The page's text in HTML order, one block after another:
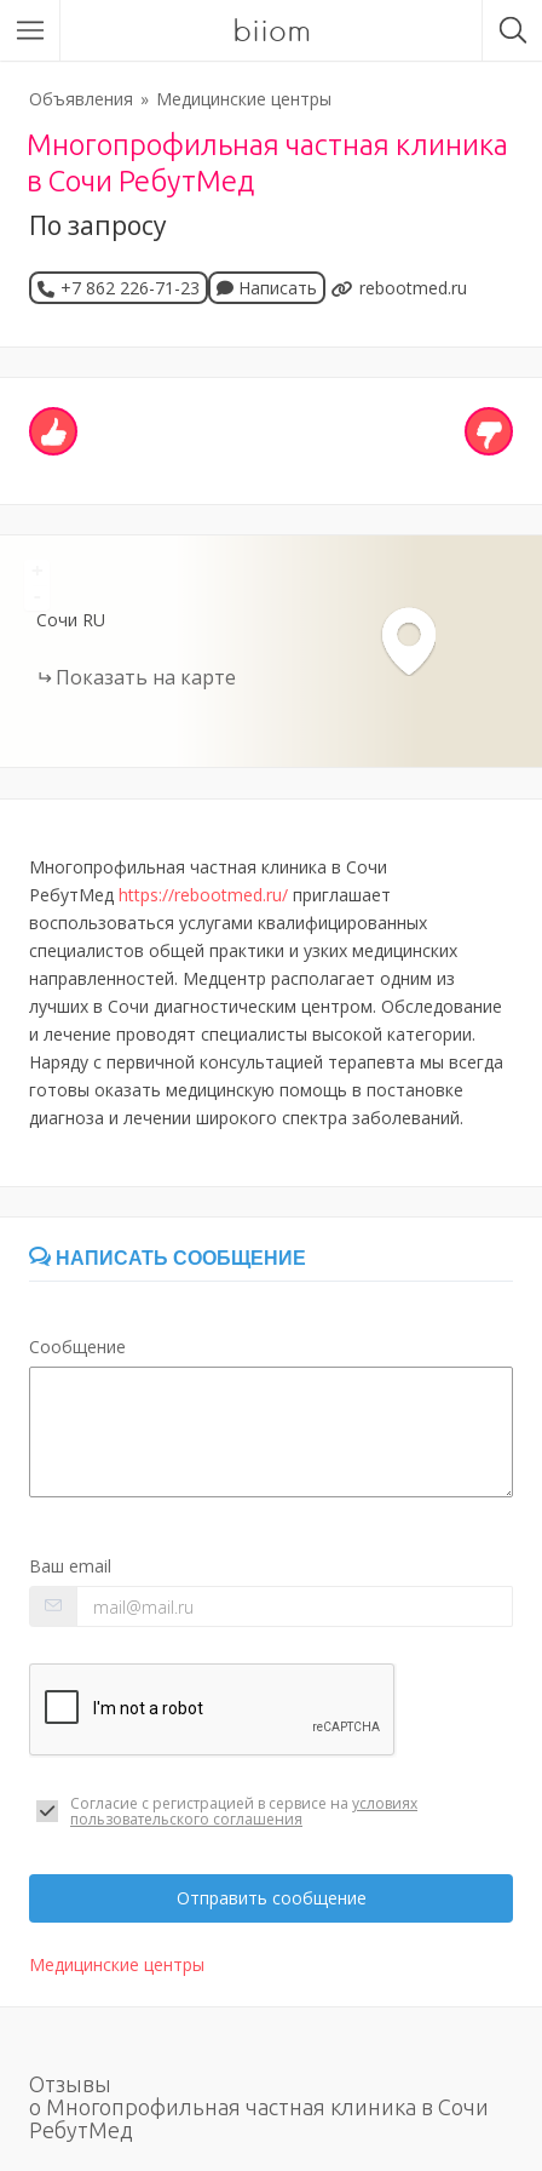
biiom
Объявления Медицинские центры
Многопрофильная частная клиника
в Сочи РебутМед
По запросу
+7 862 226-71-23 Написать rebootmed.ru
Сочи RU
Показать на карте
Многопрофильная частная клиника в Сочи
РебутМед https://rebootmed.ru/ приглашает
воспользоваться услугами квалифицированных
специалистов общей практики и узких медицинских
направленностей. Медцентр располагает одним из
лучших в Сочи диагностическим центром. Обследование
и лечение проводят специалисты высокой категории.
Наряду с первичной консультацией терапевта мы всегда
готовы оказать медицинскую помощь в постановке
диагноза и лечении широкого спектра заболеваний.
НАПИСАТЬ СООБЩЕНИЕ
Сообщение
Ваш email
Согласие с регистрацией в сервисе на условиях
пользовательского соглашения
Отправить сообщение
Медицинские центры
Отзывы
о Многопрофильная частная клиника в Сочи
РебутМед